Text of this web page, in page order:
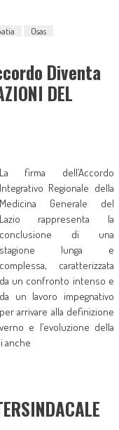
Osas
Diventa
DEL
La firma dell’Accordo
Integrativo Regionale della
Medicina Generale del
Lazio rappresenta la
conclusione di una
stagione lunga e
complessa, caratterizzata
da un confronto intenso e
da un lavoro impegnativo
per arrivare alla definizione
e l’evoluzione della
anche